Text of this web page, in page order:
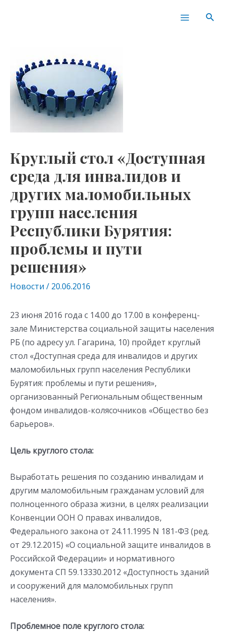
Main
Круглый стол «Доступная
среда для инвалидов и
других маломобильных
групп населения
Республики Бурятия:
проблемы и пути
решения»
Новости / 20.06.2016
23 июня 2016 года с 14.00 до 17.00 в конференц-
зале Министерства социальной защиты населения
РБ (по адресу ул. Гагарина, 10) пройдет круглый
стол «Доступная среда для инвалидов и других
маломобильных групп населения Республики
Бурятия: проблемы и пути решения»,
организованный Региональным общественным
фондом инвалидов-колясочников «Общество без
барьеров».
Цель круглого стола:
Выработать решения по созданию инвалидам и
другим маломобильным гражданам условий для
полноценного образа жизни, в целях реализации
Конвенции ООН О правах инвалидов,
Федерального закона от 24.11.1995 N 181-ФЗ (ред.
от 29.12.2015) «О социальной защите инвалидов в
Российской Федерации» и нормативного
документа СП 59.13330.2012 «Доступность зданий
и сооружений для маломобильных групп
населения».
Проблемное поле круглого стола: